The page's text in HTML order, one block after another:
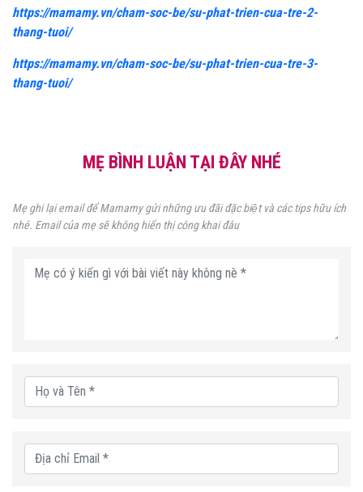
https://mamamy.vn/cham-soc-be/su-phat-trien-cua-tre-2-
thang-tuoi/
https://mamamy.vn/cham-soc-be/su-phat-trien-cua-tre-3-
thang-tuoi/
MẸ BÌNH LUẬN TẠI ĐÂY NHÉ
Mẹ ghi lại email để Mamamy gửi những ưu đãi đặc biệt và các tips hữu ích
nhé. Email của mẹ sẽ không hiển thị công khai đâu